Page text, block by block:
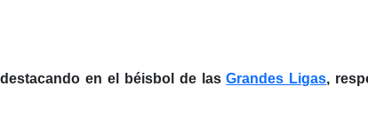
en el béisbol de lasGrandes Ligas,